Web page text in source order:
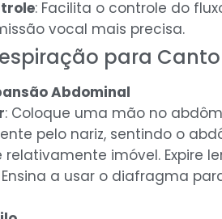
: Facilita o controle do
vocal mais precisa.
para
Abdominal
: Coloque uma mão no
pelo nariz, sentindo o
relativamente imóvel. Expire
Ensina a usar o diafragma